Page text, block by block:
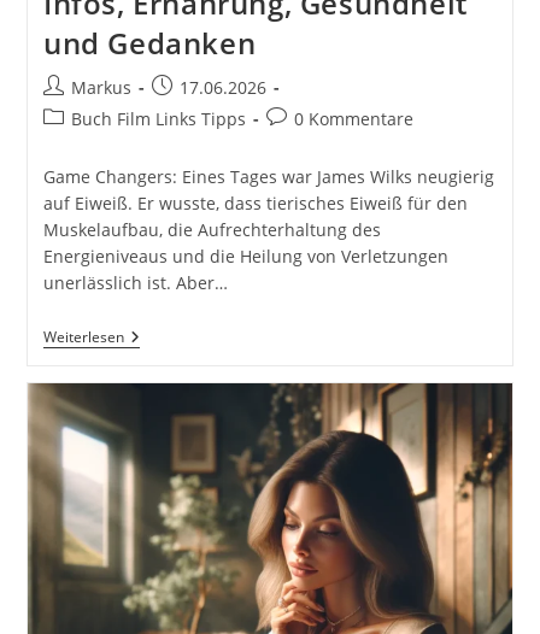
und Gedanken
Beitrags-
Autor:
Markus
Beitrag
veröffentlicht:
17.06.2026
Beitrags-
Buch Film Links Tipps
Beitrags-
0 Kommentare
Game Changers: Eines Tages war James Wilks neugierig
auf Eiweiß. Er wusste, dass tierisches Eiweiß für den
Muskelaufbau, die Aufrechterhaltung des
Energieniveaus und die Heilung von Verletzungen
unerlässlich ist. Aber…
WeiterlesenThe
Game
Filmtipp,
Infos,
Ernährung,
Gesundheit
Gedanken